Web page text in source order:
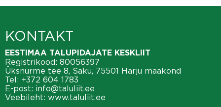
KONTAKT
EESTIMAA TALUPIDAJATE KESKLIIT
Registrikood: 80056397
Üksnurme tee 8, Saku, 75501 Harju maakond
Tel: +372 604 1783
E-post: info@taluliit.ee
Veebileht: www.taluliit.ee